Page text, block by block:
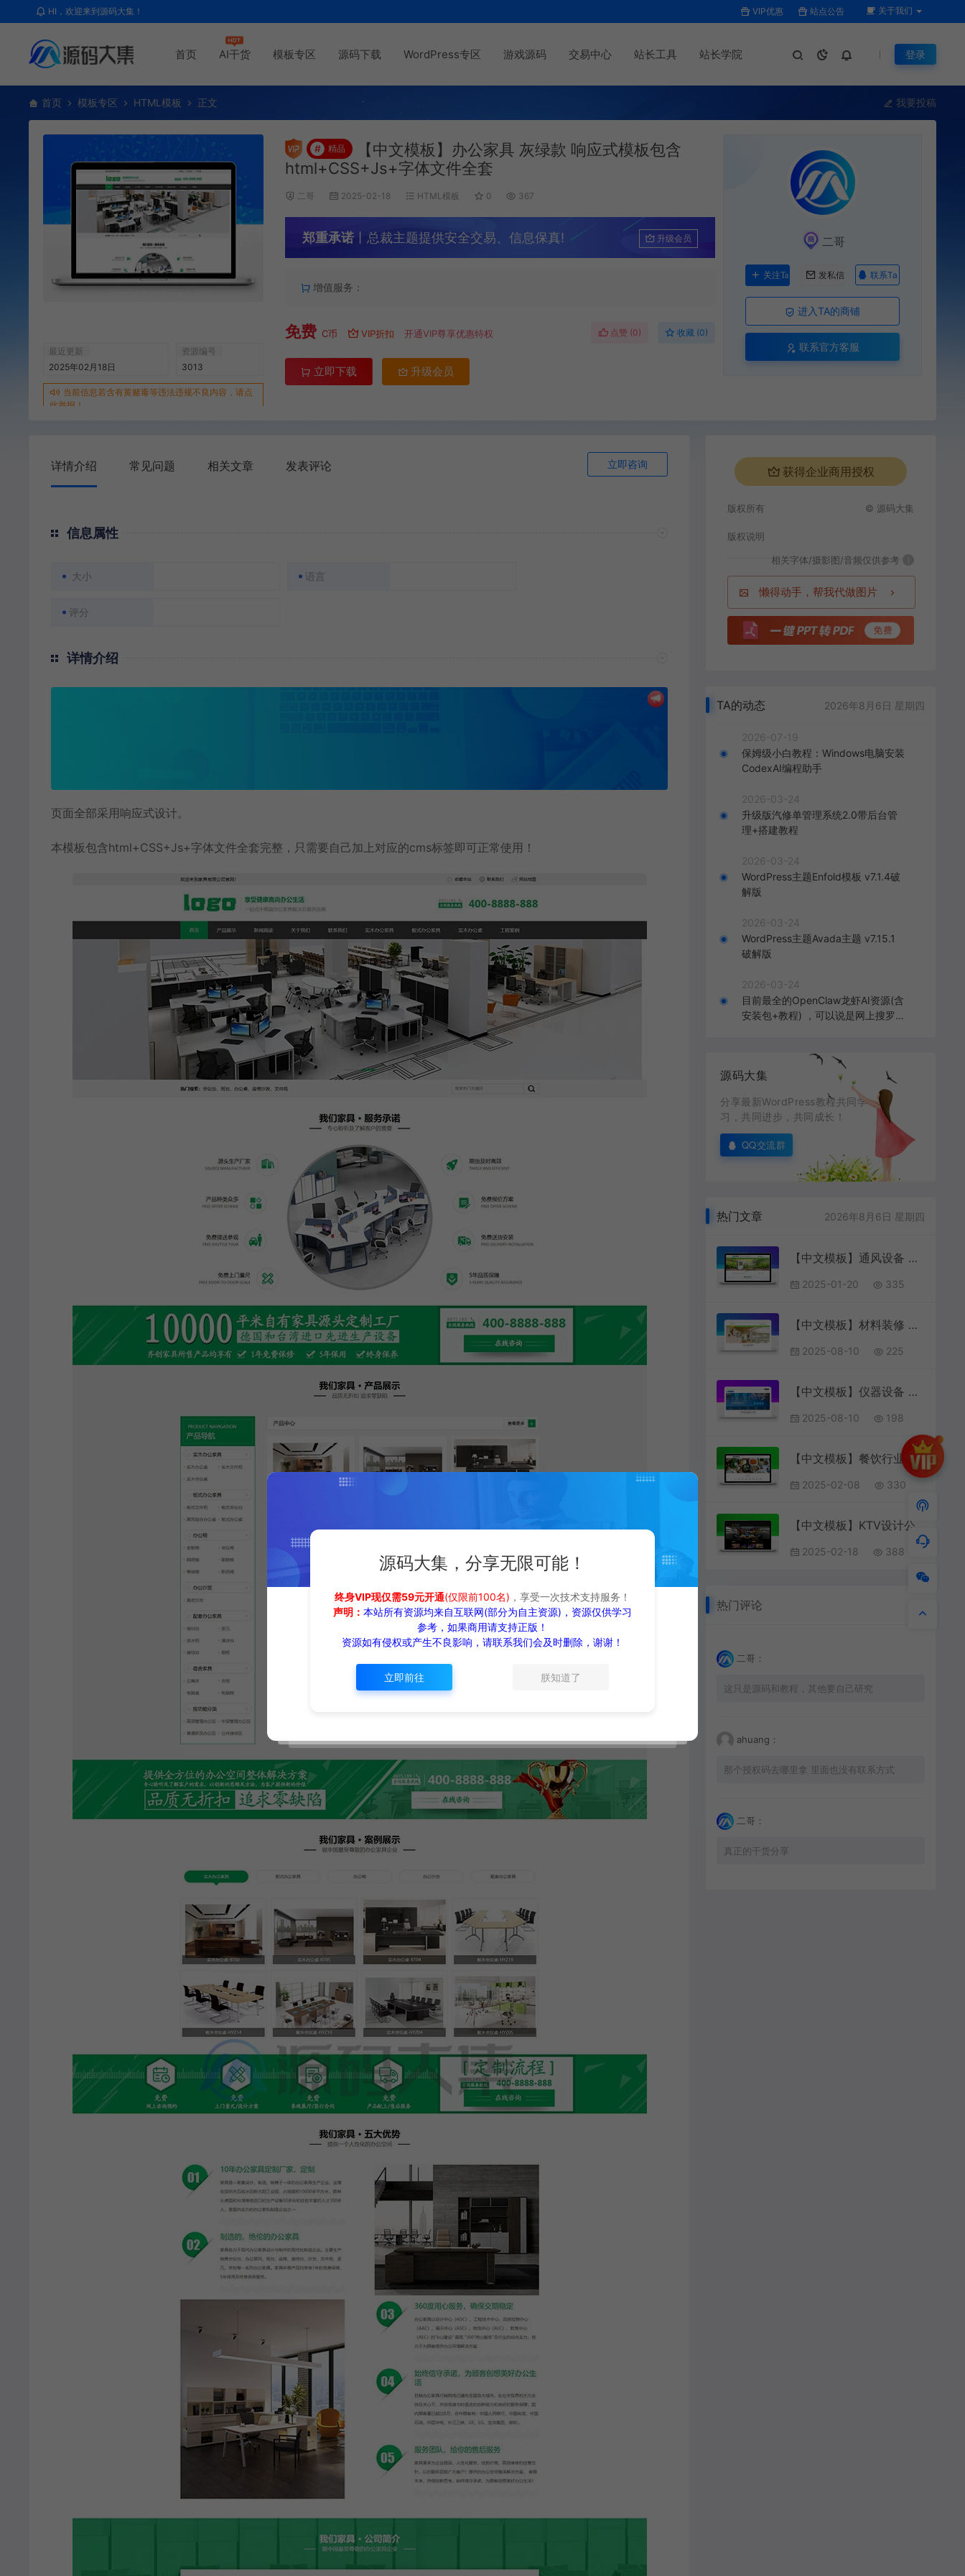
HI，欢迎来到源码大集！ VIP优惠 站点公告 关于我们
首页 AI干货 模板专区 源码下载 WordPress专区 游戏源码 交易中心 站长工具 站长学院 登录
首页 模板专区 HTML模板 正文 我要投稿
最近更新
2025年02月18日
资源编号
3013
当前信息若含有黄赌毒等违法违规不良内容，请点
此举报！
# 精品
【中文模板】办公家具 灰绿款 响应式模板包含
html+CSS+Js+字体文件全套
二哥 2025-02-18 HTML模板 0 367
郑重承诺 丨总裁主题提供安全交易、信息保真! 升级会员
增值服务：
免费 C币 VIP折扣 开通VIP尊享优惠特权 点赞 (0) 收藏 (0)
立即下载 升级会员
二哥
关注Ta 发私信 联系Ta
进入TA的商铺
联系官方客服
详情介绍 常见问题 相关文章 发表评论 立即咨询
信息属性
大小 语言
评分
详情介绍
页面全部采用响应式设计。
本模板包含html+CSS+Js+字体文件全套完整，只需要自己加上对应的cms标签即可正常使用！
获得企业商用授权
版权所有 © 源码大集
版权说明
相关字体/摄影图/音频仅供参考 i
懒得动手，帮我代做图片
TA的动态 2026年8月6日 星期四
2026-07-19
保姆级小白教程：Windows电脑安装
CodexAI编程助手
2026-03-24
升级版汽修单管理系统2.0带后台管
理+搭建教程
2026-03-24
WordPress主题Enfold模板 v7.1.4破
解版
2026-03-24
WordPress主题Avada主题 v7.15.1
破解版
2026-03-24
目前最全的OpenClaw龙虾AI资源(含
安装包+教程) ，可以说是网上搜罗的
源码大集
分享最新WordPress教程共同学
习，共同进步，共同成长！
QQ交流群
热门文章 2026年8月6日 星期四
【中文模板】通风设备 浅绿款 响应式模板包
2025-01-20 335
【中文模板】材料装修 绿色款 响应式模板包含html+CSS+Js+字体文件全套
2025-08-10 225
【中文模板】仪器设备 蓝色款 响应式模板包含html+CSS+Js+字体文件全套
2025-08-10 198
【中文模板】餐饮行业 浅粉款 响应式模板
2025-02-08 330
2025-02-18 388
热门评论
二哥：
这只是源码和教程，其他要自己研究
ahuang：
那个授权码去哪里拿 里面也没有联系方式
二哥：
真正的干货分享
源码大集，分享无限可能！
终身VIP现仅需59元开通(仅限前100名) ，享受一次技术支持服务！
声明： 本站所有资源均来自互联网(部分为自主资源)，资源仅供学习
参考，如果商用请支持正版！
资源如有侵权或产生不良影响，请联系我们会及时删除，谢谢！
立即前往 朕知道了